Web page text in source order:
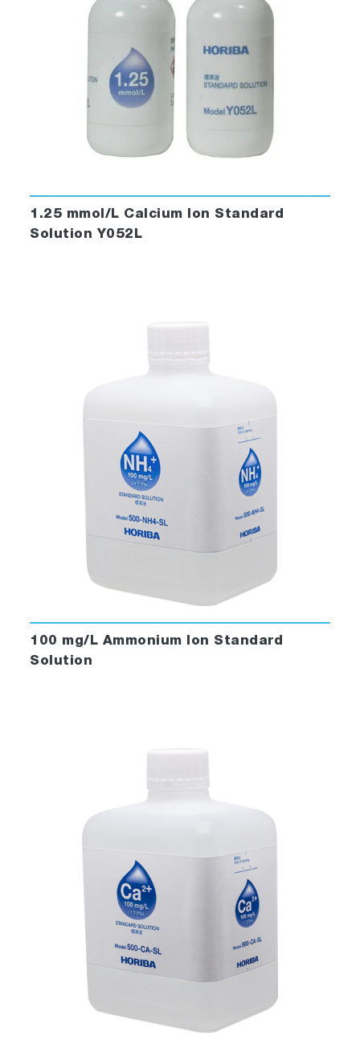
1.25 mmol/L Calcium Ion Standard
Solution Y052L
100 mg/L Ammonium Ion Standard
Solution